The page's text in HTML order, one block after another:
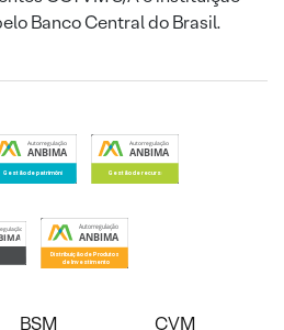
Banco Central do Brasil.
BSM CVM